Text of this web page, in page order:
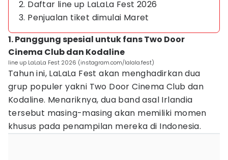
2. Daftar line up LaLaLa Fest 2026
3. Penjualan tiket dimulai Maret
1. Panggung spesial untuk fans Two Door
Cinema Club dan Kodaline
line up LaLaLa Fest 2026 (instagram.com/lalala.fest)
Tahun ini, LaLaLa Fest akan menghadirkan dua
grup populer yakni Two Door Cinema Club dan
Kodaline. Menariknya, dua band asal Irlandia
tersebut masing-masing akan memiliki momen
khusus pada penampilan mereka di Indonesia.